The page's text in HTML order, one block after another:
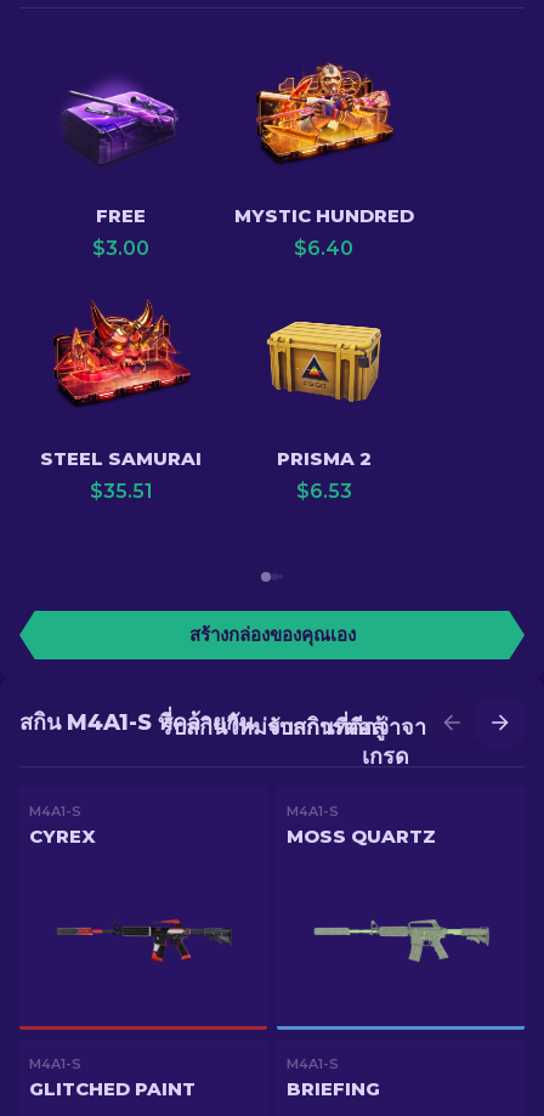
FREE
$3.00
MYSTIC HUNDRED
$6.40
STEEL SAMURAI
$35.51
PRISMA 2
$6.53
สร้างกล่องของคุณเอง
รับสกินที่ดีกว่าจากการอัป
เกรด
รับสกินใหม่จากการต่อสู้
สกิน M4A1-S ที่คล้ายกัน
M4A1-S
CYREX
M4A1-S
MOSS QUARTZ
M4A1-S
GLITCHED PAINT
M4A1-S
BRIEFING